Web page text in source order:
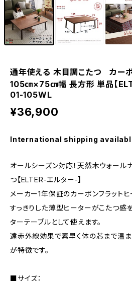
通年使える 木目調こたつ カー
105㎝×75㎝幅 長方形 単品【
01-105WL
¥36,900
International shipping
オールシーズン対応！天然木ウォール
つ【ELTER-エルター-】
メーカー1年保証のカーボンフラットヒ
すっきりした薄型ヒーターがこたつ感
ターテーブルとして使えます。
遠赤外線効果で素早く体の芯まで温ま
が特徴です。
■サイズ：